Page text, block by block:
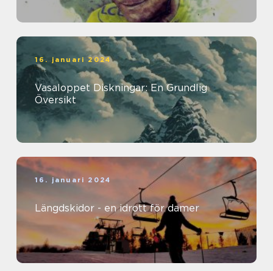
16. januari 2024
Vasaloppet Diskningar: En Grundlig
Översikt
16. januari 2024
Längdskidor - en idrott för damer